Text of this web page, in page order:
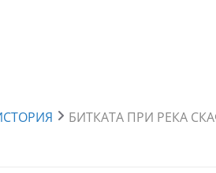
БИТКАТА ПРИ РЕКА